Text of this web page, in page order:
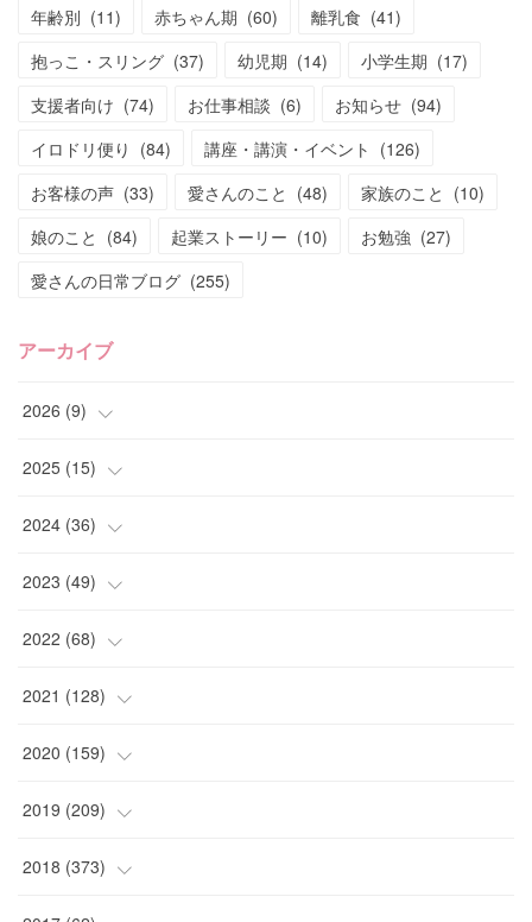
年齢別 (11) 赤ちゃん期 (60) 離乳食 (41)
抱っこ・スリング (37) 幼児期 (14) 小学生期 (17)
支援者向け (74) お仕事相談 (6) お知らせ (94)
イロドリ便り (84) 講座・講演・イベント (126)
お客様の声 (33) 愛さんのこと (48) 家族のこと (10)
娘のこと (84) 起業ストーリー (10) お勉強 (27)
愛さんの日常ブログ (255)
アーカイブ
2026 (9)
(4)
(2)
(1)
(2)
2025 (15)
(4)
(2)
(2)
(3)
( 1)
2024 (36)
(2)
(2)
(1)
( 4)
( 3)
2023 (49)
(1)
(2)
( 5)
(5)
(3)
2022 (68)
(6)
( 6)
(3)
(4)
(4)
2021 (128)
(10)
(9)
(7)
(12
2020 (159)
(15)
(11)
(9)
2019 (209)
(16)
2018 (373)